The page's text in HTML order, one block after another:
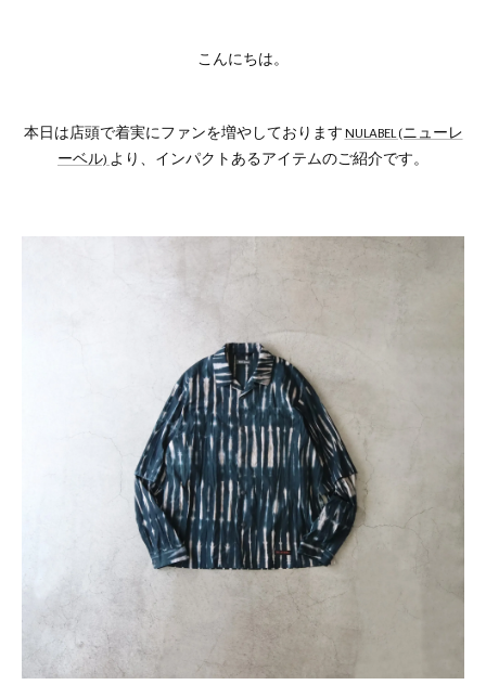
こんにちは。
本日は店頭で着実にファンを増やしております NULABEL (ニューレ
ーベル) より、インパクトあるアイテムのご紹介です。